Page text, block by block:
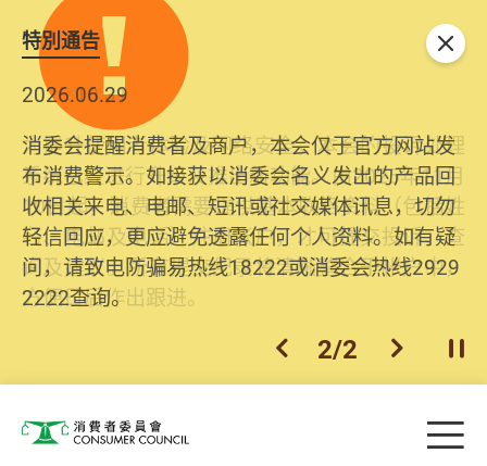
特別通告
2026.06.29
消委会提醒消费者及商户，本会仅于官方网站发
布消费警示。如接获以消委会名义发出的产品回
收相关来电、电邮、短讯或社交媒体讯息，切勿
轻信回应，更应避免透露任何个人资料。如有疑
问，请致电防骗易热线18222或消委会热线2929
2222查询。
2025.10.31
为提升使用者体验及网络安全，本会的投诉处理
系统已经进行升级及推出新功能。由2025年11月
10日起，消费者需要提供基本联络资料（包括姓
名、电邮及电话）注册帐户，才可提交投诉、查
询及建议。所有提交纪录将清晰整合于帐户中，
方便日后作出跟进。
上一个
2/2 下一个开
关闭
消费者委员会 目